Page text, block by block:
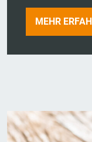
MEHR